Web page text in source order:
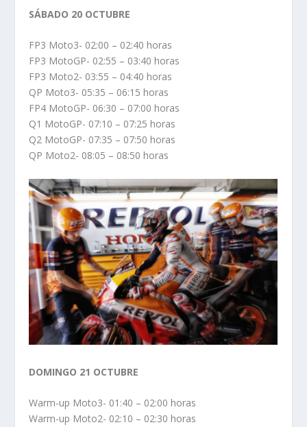
SÁBADO 20 OCTUBRE
FP3 Moto3- 02:00 – 02:40 horas
FP3 MotoGP- 02:55 – 03:40 horas
FP3 Moto2- 03:55 – 04:40 horas
QP Moto3- 05:35 – 06:15 horas
FP4 MotoGP- 06:30 – 07:00 horas
Q1 MotoGP- 07:10 – 07:25 horas
Q2 MotoGP- 07:35 – 07:50 horas
QP Moto2- 08:05 – 08:50 horas
DOMINGO 21 OCTUBRE
Warm-up Moto3- 01:40 – 02:00 horas
Warm-up Moto2- 02:10 – 02:30 horas